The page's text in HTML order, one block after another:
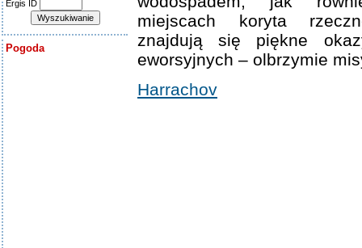
Ergis ID
Pogoda
miejscach koryta
znajdują się piękne
eworsyjnych – olbrzymie
Harrachov